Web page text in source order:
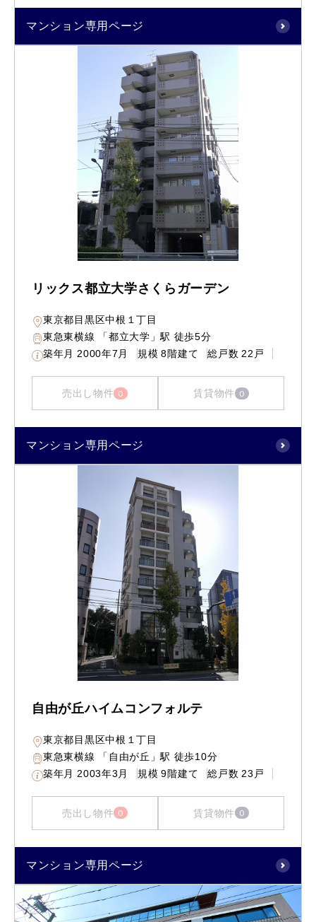
マンション専用ページ
リックス都立大学さくらガーデン
東京都目黒区中根１丁目
東急東横線 「都立大学」駅 徒歩5分
築年月 2000年7月 規模 8階建て 総戸数 22戸
売出し物件 0 賃貸物件 0
マンション専用ページ
自由が丘ハイムコンフォルテ
東京都目黒区中根１丁目
東急東横線 「自由が丘」駅 徒歩10分
築年月 2003年3月 規模 9階建て 総戸数 23戸
売出し物件 0 賃貸物件 0
マンション専用ページ